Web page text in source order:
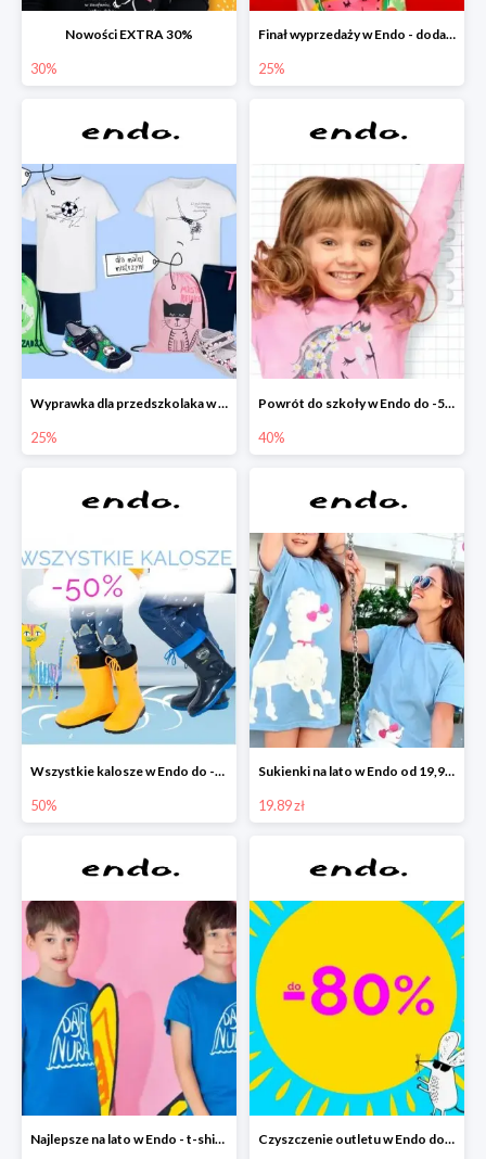
Nowości EXTRA 30%
30%
Finał wyprzedaży w Endo - dodatkowe 25% rabatu w Endo
25%
Wyprawka dla przedszkolaka w Endo do -25%
25%
Powrót do szkoły w Endo do -50%
40%
Wszystkie kalosze w Endo do -50%
50%
Sukienki na lato w Endo od 19,90 zł
19.89 zł
Najlepsze na lato w Endo - t-shirty od 9,90 zł i krótkie spodenki od 19,90 zł Czyszczenie outletu w Endo do -80%